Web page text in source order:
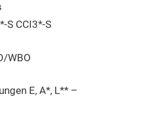
S CCI3*-S
WBO
E, A*, L** –